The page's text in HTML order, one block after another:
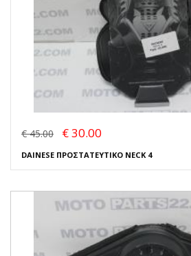
€ 45.00 € 30.00
DAINESE ΠΡΟΣΤΑΤΕΥΤΙΚΟ NECK 4